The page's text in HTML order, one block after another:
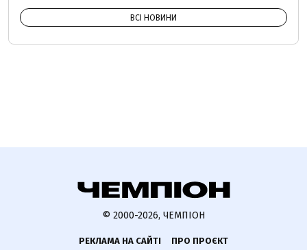
ВСІ НОВИНИ
© 2000-2026, ЧЕМПІОН
РЕКЛАМА НА САЙТІ
ПРО ПРОЄКТ